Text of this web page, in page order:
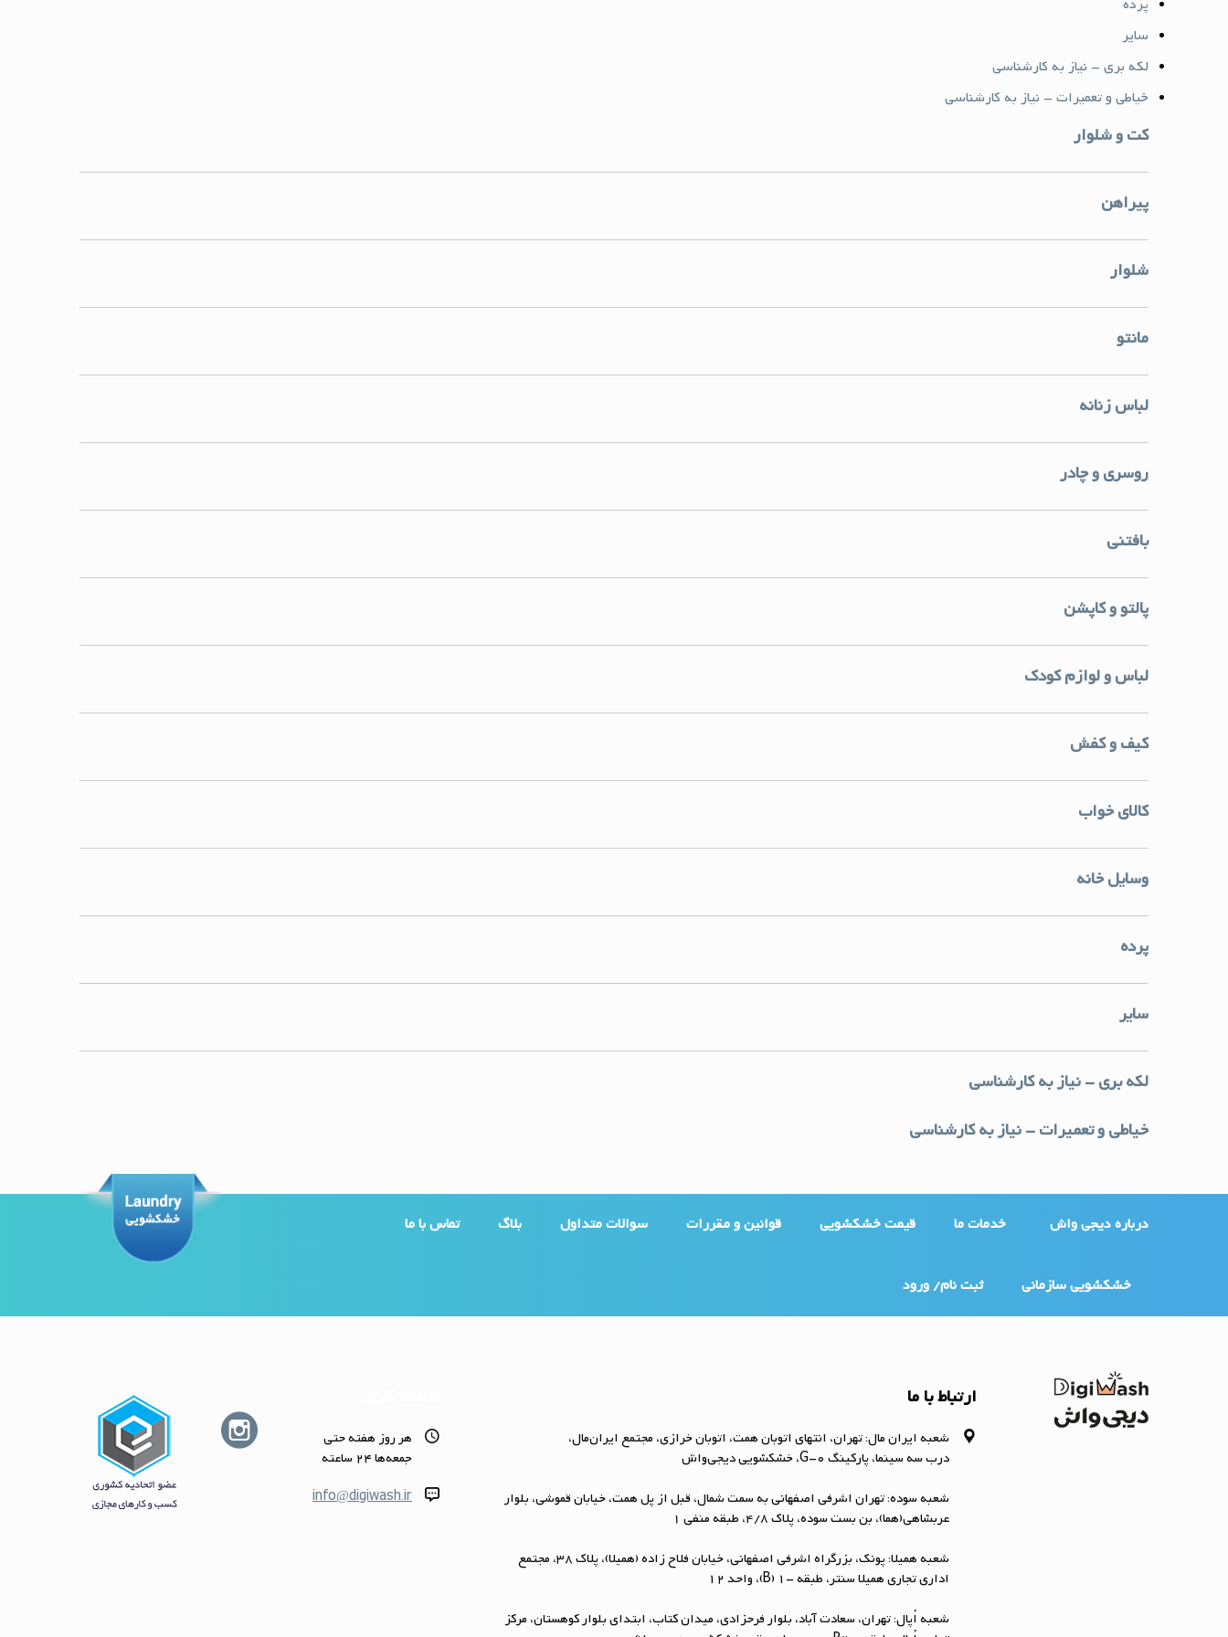
پرده
سایر
لکه بری - نیاز به کارشناسی
خیاطی و تعمیرات - نیاز به کارشناسی
کت و شلوار
پیراهن
شلوار
مانتو
لباس زنانه
روسری و چادر
بافتنی
پالتو و کاپشن
لباس و لوازم کودک
کیف و کفش
کالای خواب
وسایل خانه
پرده
سایر
لکه بری - نیاز به کارشناسی
خیاطی و تعمیرات - نیاز به کارشناسی
درباره دیجی واش خدمات ما قیمت خشکشویی قوانین و مقررات سوالات متداول بلاگ تماس با ما
خشکشویی سازمانی ثبت نام/ ورود
ارتباط با ما
شعبه ایران مال: تهران، انتهای اتوبان همت، اتوبان خرازی، مجتمع ایران‌مال،
درب سه سینما، پارکینگ G-0، خشکشویی دیجی‌واش
شعبه سوده: تهران اشرفی اصفهانی به سمت شمال، قبل از پل همت، خیابان قموشی، بلوار
عربشاهی(هما)، بن بست سوده، پلاک ۴/۸، طبقه منفی ۱
شعبه همیلا: پونک، بزرگراه اشرفی اصفهانی، خیابان فلاح زاده (همیلا)، پلاک 38، مجتمع
اداری تجاری همیلا سنتر، طبقه -1 (B)، واحد 12
شعبه اُپال: تهران، سعادت آباد، بلوار فرحزادی، میدان کتاب، ابتداي بلوار کوهستان، مرکز
هر روز هفته حتى
جمعه‌ها 24 ساعته
info@digiwash.ir